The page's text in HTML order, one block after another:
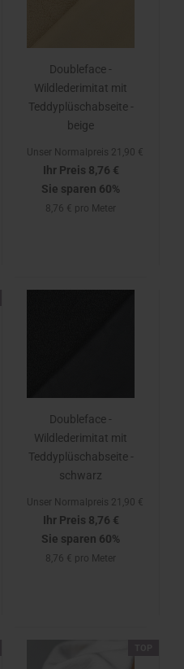
Doubleface -
Wildlederimitat mit
Teddyplüschabseite -
beige
Unser Normalpreis 21,90 €
Ihr Preis 8,76 €
Sie sparen 60%
8,76 € pro Meter
Doubleface -
Wildlederimitat mit
Teddyplüschabseite -
schwarz
Unser Normalpreis 21,90 €
Ihr Preis 8,76 €
Sie sparen 60%
8,76 € pro Meter